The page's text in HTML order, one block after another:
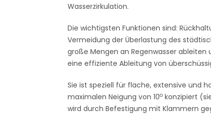
Wasserzirkulation.
Die wichtigsten Funktionen sind:
Vermeidung der Überlastung des
große Mengen an Regenwasser
eine effiziente Ableitung von
Sie ist speziell für flache, extensive und
maximalen Neigung von 10o konzipiert
wird durch Befestigung mit Klammern